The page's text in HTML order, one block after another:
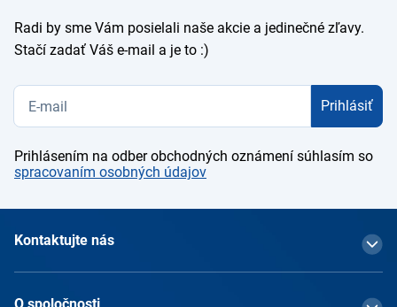
Radi by sme Vám posielali naše akcie a jedinečné zľavy.
Stačí zadať Váš e-mail a je to :)
Prihlásiť
Prihlásením na odber obchodných oznámení súhlasím so
spracovaním osobných údajov
Kontaktujte nás
O spoločnosti